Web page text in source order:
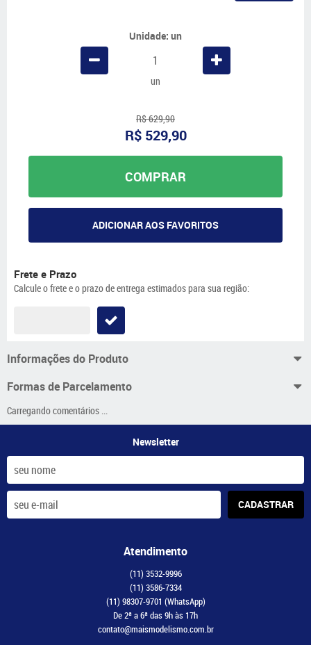
Unidade: un
un
R$ 629,90
R$ 529,90
COMPRAR
ADICIONAR AOS FAVORITOS
Frete e Prazo
Calcule o frete e o prazo de entrega estimados para sua região:
Informações do Produto
Formas de Parcelamento
Carregando comentários ...
Newsletter
CADASTRAR
Atendimento
(11) 3532-9996
(11) 3586-7334
(11) 98307-9701 (WhatsApp)
De 2ª a 6ª das 9h às 17h
contato@maismodelismo.com.br